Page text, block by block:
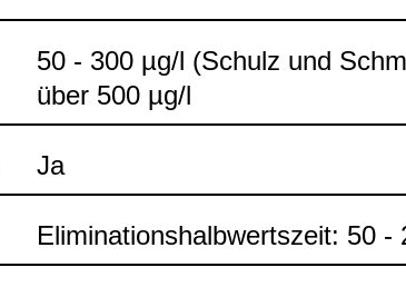
50 - 300 µg/l (Schulz und
über 500 µg/l
Ja
Eli­mi­na­ti­ons­halb­werts­zeit: 50 -